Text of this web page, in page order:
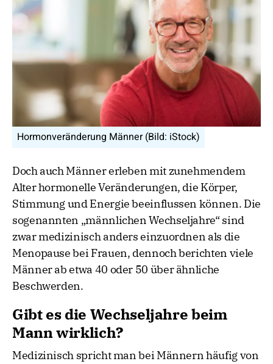
Hormonveränderung Männer (Bild: iStock)
Doch auch Männer erleben mit zunehmendem
Alter hormonelle Veränderungen, die Körper,
Stimmung und Energie beeinflussen können. Die
sogenannten „männlichen Wechseljahre“ sind
zwar medizinisch anders einzuordnen als die
Menopause bei Frauen, dennoch berichten viele
Männer ab etwa 40 oder 50 über ähnliche
Beschwerden.
Gibt es die Wechseljahre beim
Mann wirklich?
Medizinisch spricht man bei Männern häufig von